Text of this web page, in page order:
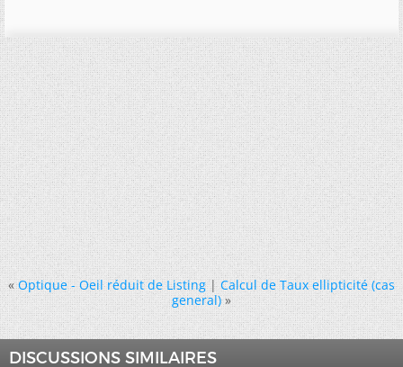
« Optique - Oeil réduit de Listing|Calcul de Taux ellipticité (cas
general) »
DISCUSSIONS SIMILAIRES